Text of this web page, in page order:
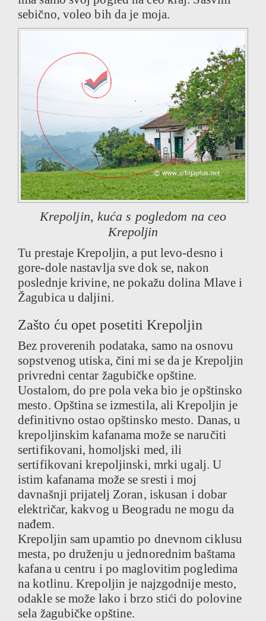
sebično, voleo bih da je moja.
Krepoljin, kuća s pogledom na ceo
Krepoljin
Tu prestaje Krepoljin, a put levo-desno i
gore-dole nastavlja sve dok se, nakon
poslednje krivine, ne pokažu dolina Mlave i
Žagubica u daljini.
Zašto ću opet posetiti Krepoljin
Bez proverenih podataka, samo na osnovu
sopstvenog utiska, čini mi se da je Krepoljin
privredni centar žagubičke opštine.
Uostalom, do pre pola veka bio je opštinsko
mesto. Opština se izmestila, ali Krepoljin je
definitivno ostao opštinsko mesto. Danas, u
krepoljinskim kafanama može se naručiti
sertifikovani, homoljski med, ili
sertifikovani krepoljinski, mrki ugalj. U
istim kafanama može se sresti i moj
davnašnji prijatelj Zoran, iskusan i dobar
električar, kakvog u Beogradu ne mogu da
nađem.
Krepoljin sam upamtio po dnevnom ciklusu
mesta, po druženju u jednorednim baštama
kafana u centru i po maglovitim pogledima
na kotlinu. Krepoljin je najzgodnije mesto,
odakle se može lako i brzo stići do polovine
sela žagubičke opštine.